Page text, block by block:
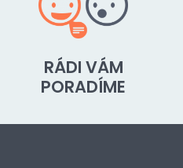
RÁDI VÁM
PORADÍME